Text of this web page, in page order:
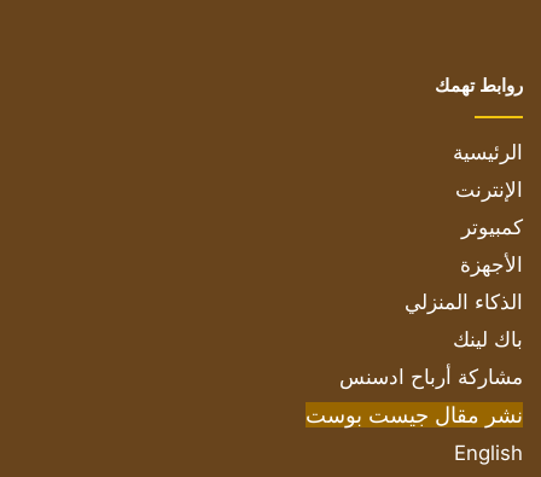
روابط تهمك
الرئيسية
الإنترنت
كمبيوتر
الأجهزة
الذكاء المنزلي
باك لينك
مشاركة أرباح ادسنس
نشر مقال جيست بوست
English